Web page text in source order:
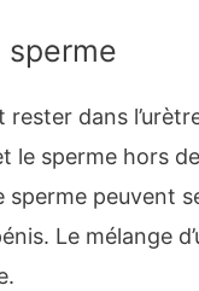
sperme
rester dans
le sperme hors
sperme peuvent
Le mélange